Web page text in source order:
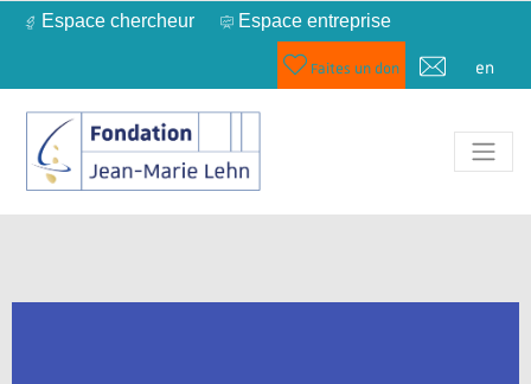
Espace chercheur Espace entreprise
Faites un don en